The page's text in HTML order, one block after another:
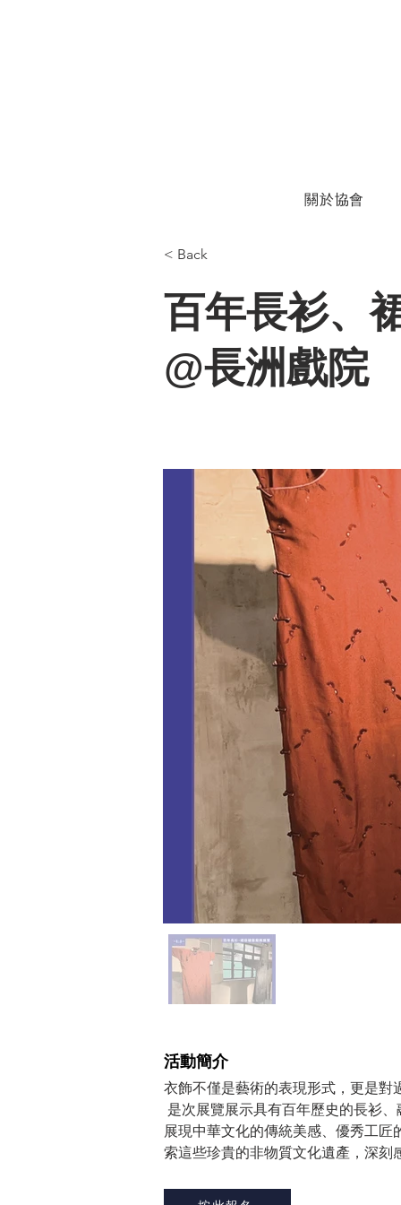
關於協會
< Back
百年長衫、
@長洲戲院
​活動簡介
衣飾不僅是藝術的表現形式，更是對
展現中華文化的傳統美感、優秀工
索這些珍貴的非物質文化遺產，深刻